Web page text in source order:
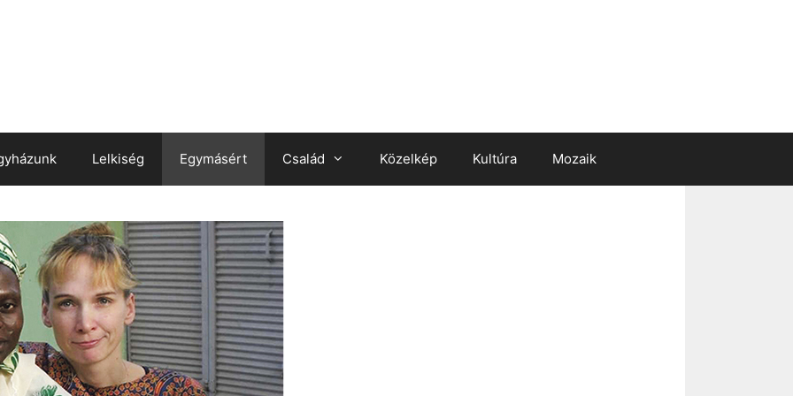
Lelkiség Egymásért Család Közelkép Kultúra Mozaik